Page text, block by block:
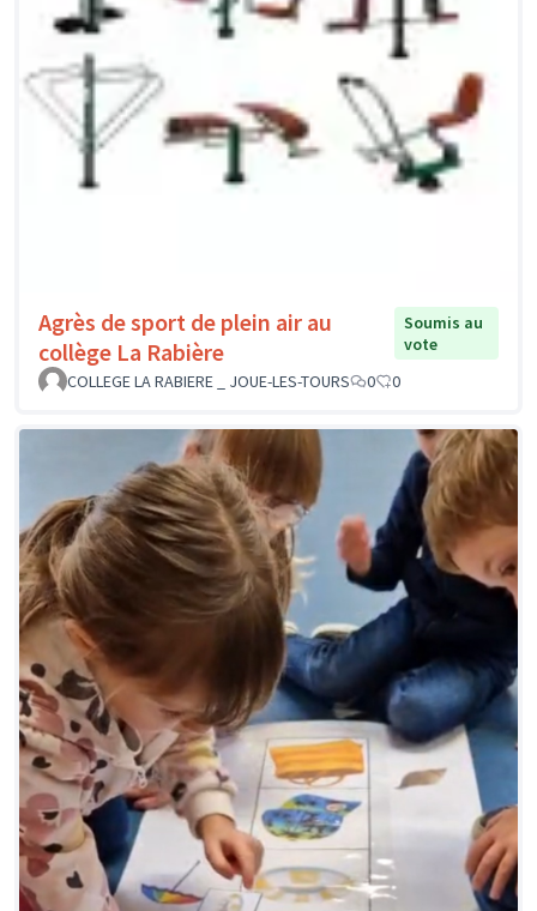
Agrès de sport de plein air au
collège La Rabière
Soumis au
vote
COLLEGE LA RABIERE _ JOUE-LES-TOURS
0 0